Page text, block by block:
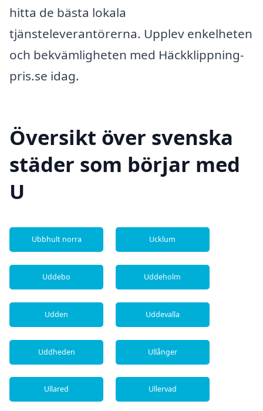
hitta de bästa lokala
tjänsteleverantörerna. Upplev enkelheten
och bekvämligheten med Häckklippning-
pris.se idag.
Översikt över svenska
städer som börjar med
U
Ubbhult norra Ucklum
Uddebo Uddeholm
Udden Uddevalla
Uddheden Ullånger
Ullared Ullervad